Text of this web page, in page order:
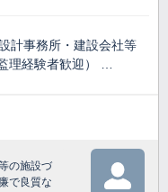
計事務所・建設会社等
理経験者歓迎） …
の施設づ
で良質な